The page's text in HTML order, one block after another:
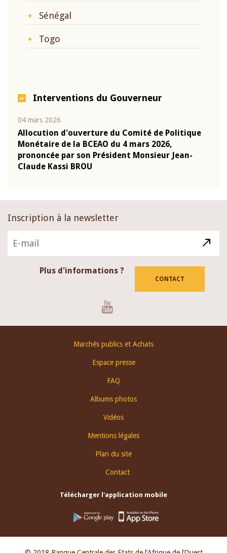
Sénégal
Togo
Interventions du Gouverneur
04 mars 2026
Allocution d'ouverture du Comité de Politique
Monétaire de la BCEAO du 4 mars 2026,
prononcée par son Président Monsieur Jean-
Claude Kassi BROU
Inscription à la newsletter
Plus d'informations ?
CONTACT
Marchés publics et Achats
Espace presse
FAQ
Albums photos
Vidéos
Mentions légales
Plan du site
Contact
Télécharger l'application mobile